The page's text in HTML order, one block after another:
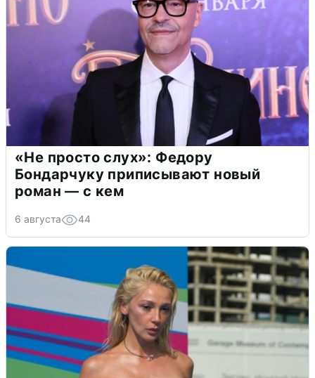
«Не просто слух»: Федору
Бондарчуку приписывают новый
роман — с кем
6 августа 44